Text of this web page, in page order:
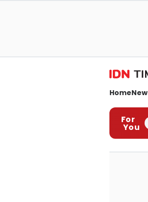
Home
For
You